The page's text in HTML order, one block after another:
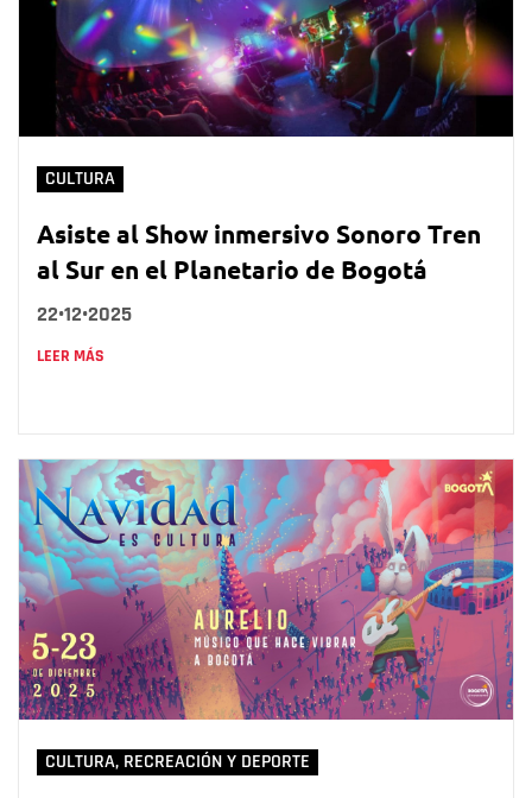
CULTURA
Asiste al Show inmersivo Sonoro Tren
al Sur en el Planetario de Bogotá
22•12•2025
LEER MÁS
CULTURA, RECREACIÓN Y DEPORTE